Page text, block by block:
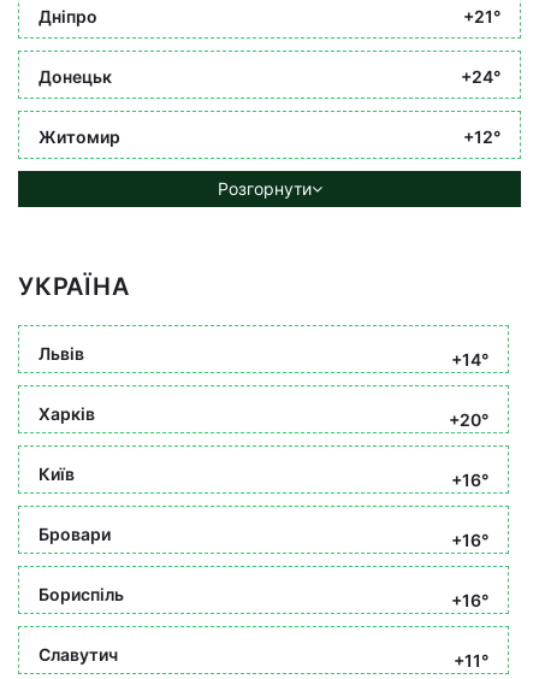
Дніпро +21°
Донецьк +24°
Житомир +12°
Розгорнути
УКРАЇНА
Львів +14°
Харків +20°
Київ +16°
Бровари +16°
Бориспіль +16°
Славутич
+11°